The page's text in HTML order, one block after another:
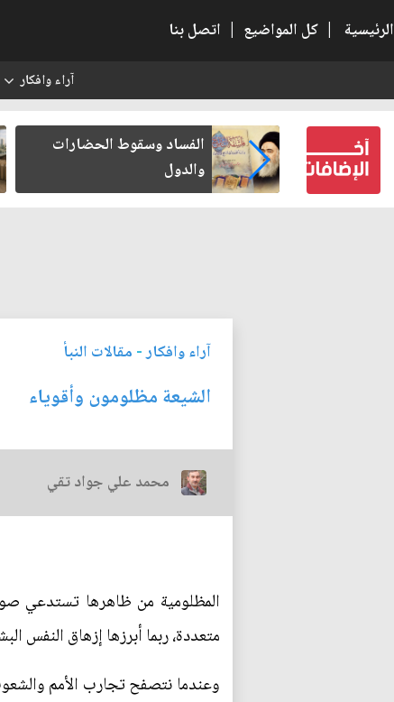
الرئيسية | كل المواضيع | اتصل بنا
آراء وافكار
كتب لنفسه
الفساد وسقوط الحضارات
والدول
آراء وافكار- مقالات النبأ
الشيعة مظلومون وأقوياء
محمد علي جواد تقي
المظلومية من ظاهرها تستدعي
متعددة، ربما أبرزها إزهاق النفس
وعندما نتصفح تجارب الأمم